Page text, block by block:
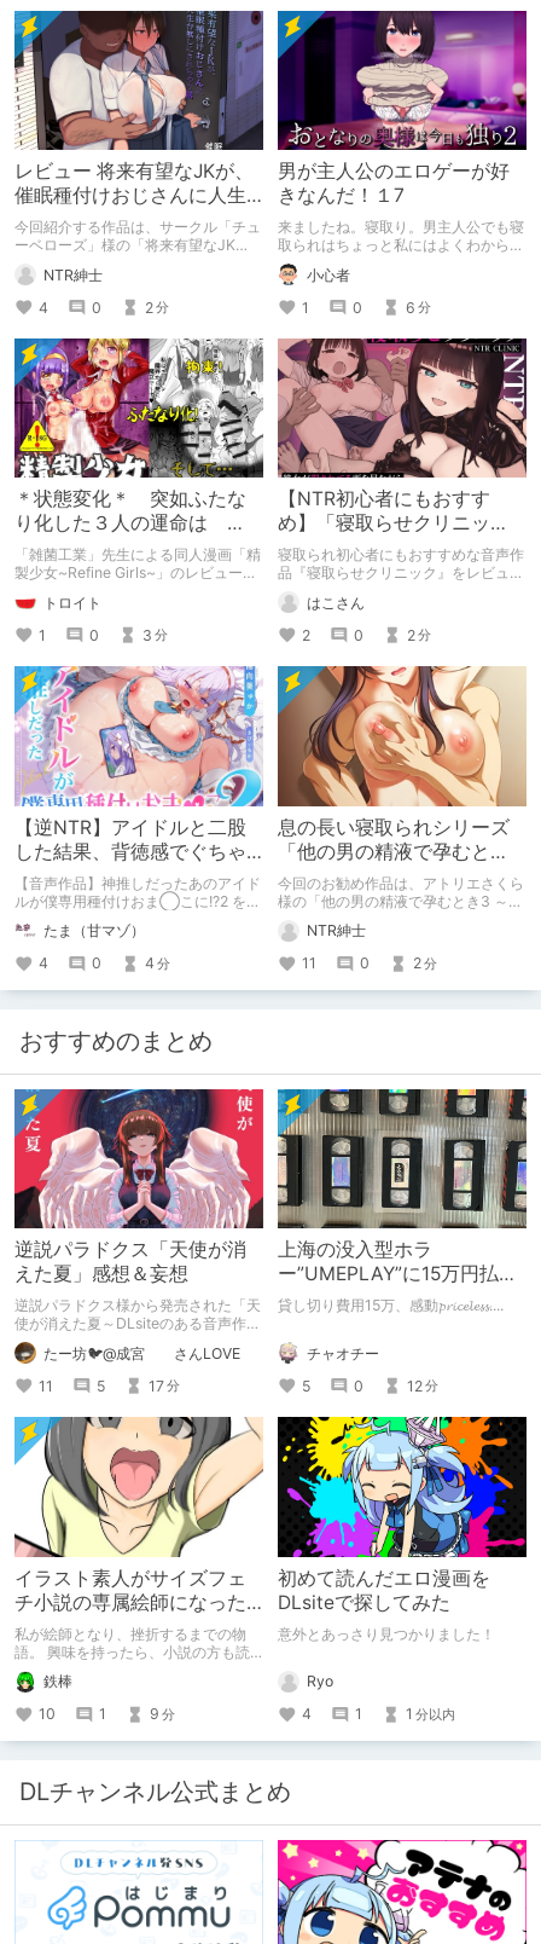
レビュー 将来有望なJKが、
催眠種付けおじさんに人生
台無しにされちゃう話
今回紹介する作品は、サークル「チュ
ーベローズ」様の「将来有望なJK
が、催眠種付けおじさんに人生台無し
にされちゃう話」になります。
NTR紳士
4
0 2分
男が主人公のエロゲーが好
きなんだ！１7
来ましたね。寝取り。男主人公でも寝
取られはちょっと私にはよくわからな
いです。 だって取られて興奮するっ
て……なぜ？ 否定をするわけではない
ですが、似てはいますが相容れない趣
味ですよね。寝取りと寝取られ。 私
は寝取りは好きです。寝取られはそん
なに好きじゃないのです。
小心者
1
0 6 分
＊状態変化＊ 突如ふたな
り化した３人の運命は
「精製少女~Refine Girls~」
「雑菌工業」先生による同人漫画「精
製少女~Refine Girls~」のレビューで
トロイト
1
0 3 分
【NTR初心者にもおすす
め】「寝取らせクリニッ
ク」で彼女が他人棒に堕ち
る
寝取られ初心者にもおすすめな音声作
品『寝取らせクリニック』をレビュ
ー。
はこさん
2
0 2分
【逆NTR】アイドルと二股
した結果、背徳感でぐちゃ
ぐちゃに。【幼馴染】
【音声作品】神推しだったあのアイド
ルが僕専用種付けおま◯こに!?2 を聴
す！ たま（甘マゾ）
4
0 4 分
息の長い寝取られシリーズ
「他の男の精液で孕むと
き」
今回のお勧め作品は、アトリエさくら
様の「他の男の精液で孕むとき3 ～襖
す。 NTR紳士
11
0 2分
おすすめのまとめ
逆説パラドクス「天使が消
えた夏」感想＆妄想
逆説パラドクス様から発売された「天
使が消えた夏～DLsiteのある音声作品
について～」の感想です。 妄想も多
いです。たー坊🐦@成宮 さんLOVE
11
5 17分
上海の没入型ホラ
ー”UMEPLAY”に15万円払っ
たら、2作品とも号泣した※
貸し切り費用15万、感動𝓹𝓻𝓲𝓬𝓮𝓵𝓮𝓼𝓼....
チャオチー
5
0 12分
イラスト素人がサイズフェ
チ小説の専属絵師になった
お話
私が絵師となり、挫折するまでの物
語。 興味を持ったら、小説の方も読
んで欲しいなって感じ 私の絵を使っ
てくれてる小説書きさんのページＵＲ
Ｌ
https://www.pixiv.net/users/341489
73/novels?p=1
鉄棒
10
1 9 分
初めて読んだエロ漫画を
DLsiteで探してみた
意外とあっさり見つかりました！
Ryo
4
1 1 分以内
DLチャンネル公式まとめ